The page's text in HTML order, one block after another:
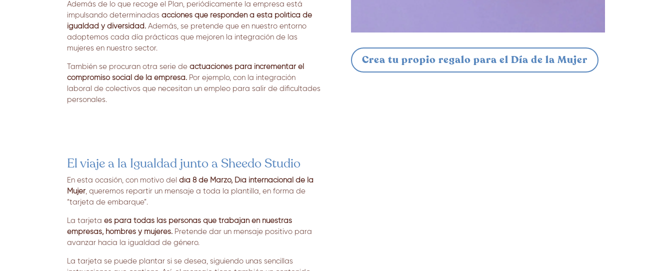
Además de lo que recoge el Plan, periódicamente la empresa está
impulsando determinadasacciones que responden a esta política de
igualdad y diversidad. Además, se pretende que en nuestro entorno
adoptemos cada día prácticas que mejoren la integración de las
mujeres en nuestro sector.
También se procuran otra serie deactuaciones para incrementar el
compromiso social de la empresa. Por ejemplo, con la integración
laboral de colectivos que necesitan un empleo para salir de dificultades
personales.
El viaje a la Igualdad junto a Sheedo Studio
En esta ocasión, con motivo deldía 8 de Marzo, Día internacional de la
Mujer, queremos repartir un mensaje a toda la plantilla, en forma de
“tarjeta de embarque”.
La tarjetaes para todas las personas que trabajan en nuestras
empresas, hombres y mujeres. Pretende dar un mensaje positivo para
avanzar hacia la igualdad de género.
La tarjeta se puede plantar si se desea, siguiendo unas sencillas
Crea tu propio regalo para el Día de la Mujer